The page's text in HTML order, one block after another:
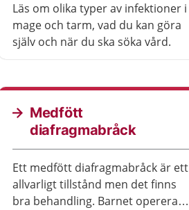
Läs om olika typer av infektioner i
mage och tarm, vad du kan göra
själv och när du ska söka vård.
Medfött
diafragmabråck
Ett medfött diafragmabråck är ett
allvarligt tillstånd men det finns
bra behandling. Barnet opereras